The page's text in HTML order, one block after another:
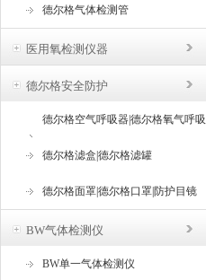
德尔格气体检测管
医用氧检测仪器
德尔格安全防护
德尔格空气呼吸器|德尔格氧气呼吸
器
德尔格滤盒|德尔格滤罐
德尔格面罩|德尔格口罩|防护目镜
BW气体检测仪
BW单一气体检测仪